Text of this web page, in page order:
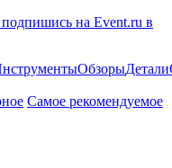
на Event.ru в
ОбзорыДетали
Самое рекомендуемое